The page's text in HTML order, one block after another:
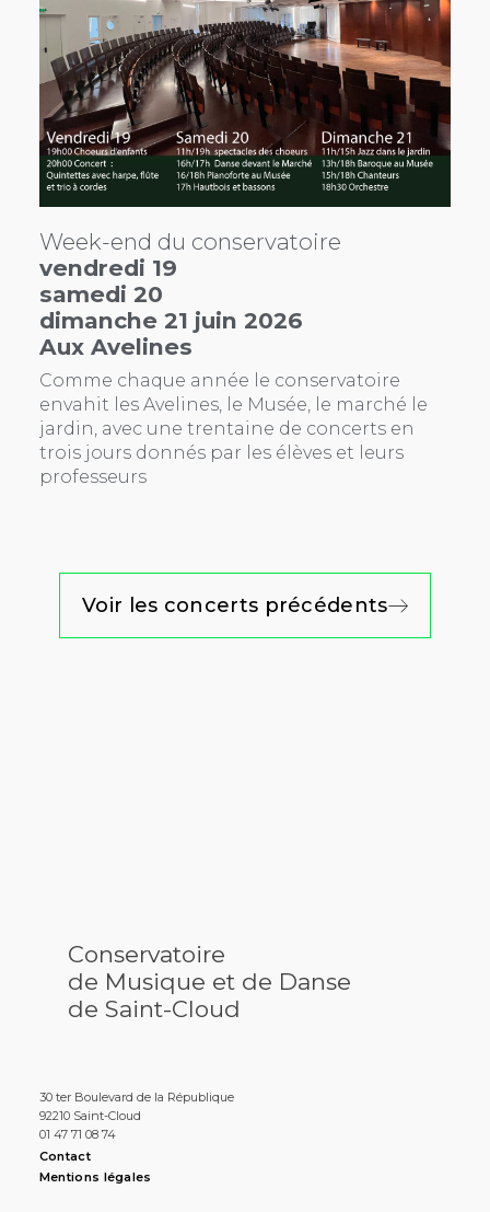
Week-end du conservatoire
vendredi 19
samedi 20
dimanche 21 juin 2026
Aux Avelines
Comme chaque année le conservatoire
envahit les Avelines, le Musée, le marché le
jardin, avec une trentaine de concerts en
trois jours donnés par les élèves et leurs
professeurs
Voir les concerts précédents
Conservatoire
de Musique et de Danse
de Saint-Cloud
30 ter Boulevard de la République
92210 Saint-Cloud
01 47 71 08 74
Contact
Mentions légales